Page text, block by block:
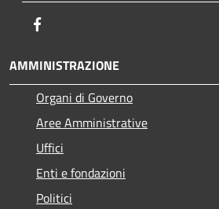
AMMINISTRAZIONE
Organi di Governo
Aree Amministrative
Uffici
Enti e fondazioni
Politici